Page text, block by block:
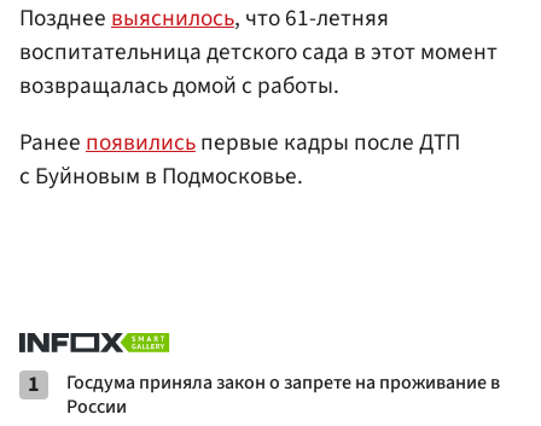
Позднеевыяснилось, что 61-летняя
воспитательница детского сада в этот момент
возвращалась домой с работы.
Ранеепоявилисьпервые кадры после ДТП
с Буйновым в Подмосковье.
1
Госдума приняла закон о запрете на проживание в
России